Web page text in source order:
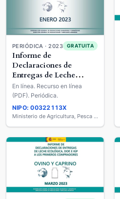
PERIÓDICA · 2023 GRATUITA
Informe de
Declaraciones de
Entregas de Leche
Ecológica, DOP E IGP a
los Primeros
Compradores : Ovino y
Caprino
En línea. Recurso en línea
(PDF). Periódica.
NIPO: 00322113X
Ministerio de Agricultura, Pesca y Alimentación